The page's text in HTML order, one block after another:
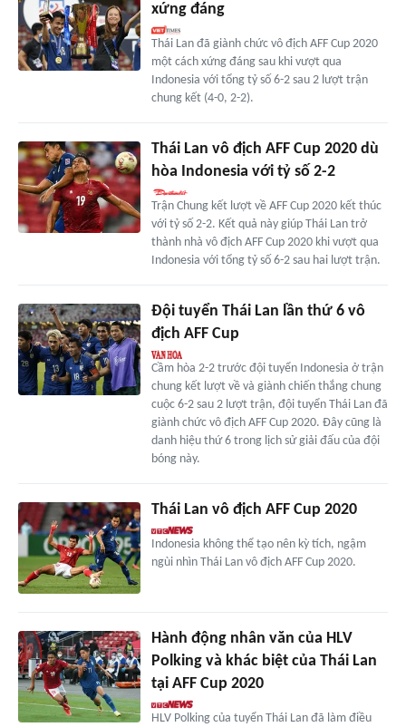
xứng đáng
Thái Lan đã giành chức vô địch AFF Cup 2020
một cách xứng đáng sau khi vượt qua
Indonesia với tổng tỷ số 6-2 sau 2 lượt trận
chung kết (4-0, 2-2).
Thái Lan vô địch AFF Cup 2020 dù
hòa Indonesia với tỷ số 2-2
Trận Chung kết lượt về AFF Cup 2020 kết thúc
với tỷ số 2-2. Kết quả này giúp Thái Lan trở
thành nhà vô địch AFF Cup 2020 khi vượt qua
Indonesia với tổng tỷ số 6-2 sau hai lượt trận.
Đội tuyển Thái Lan lần thứ 6 vô
địch AFF Cup
Cầm hòa 2-2 trước đội tuyển Indonesia ở trận
chung kết lượt về và giành chiến thắng chung
cuộc 6-2 sau 2 lượt trận, đội tuyển Thái Lan đã
giành chức vô địch AFF Cup 2020. Đây cũng là
danh hiệu thứ 6 trong lịch sử giải đấu của đội
bóng này.
Thái Lan vô địch AFF Cup 2020
Indonesia không thể tạo nên kỳ tích, ngậm
ngùi nhìn Thái Lan vô địch AFF Cup 2020.
Hành động nhân văn của HLV
Polking và khác biệt của Thái Lan
tại AFF Cup 2020
HLV Polking của tuyển Thái Lan đã làm điều